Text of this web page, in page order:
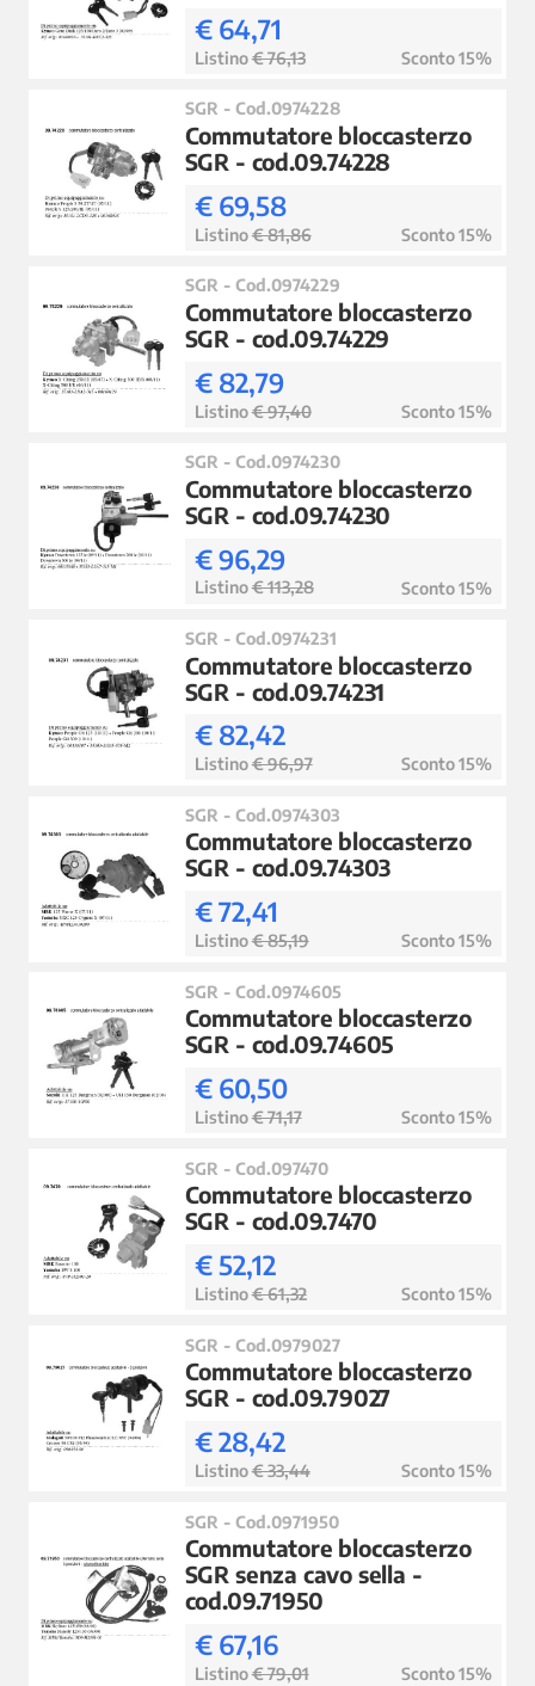
€ 64,71
Listino€ 76,13 Sconto 15%
SGR - Cod.0974228
Commutatore bloccasterzo
SGR - cod.09.74228
€ 69,58
Listino€ 81,86 Sconto 15%
SGR - Cod.0974229
Commutatore bloccasterzo
SGR - cod.09.74229
€ 82,79
Listino€ 97,40 Sconto 15%
SGR - Cod.0974230
Commutatore bloccasterzo
SGR - cod.09.74230
€ 96,29
Listino€ 113,28 Sconto 15%
SGR - Cod.0974231
Commutatore bloccasterzo
SGR - cod.09.74231
€ 82,42
Listino€ 96,97 Sconto 15%
SGR - Cod.0974303
Commutatore bloccasterzo
SGR - cod.09.74303
€ 72,41
Listino€ 85,19 Sconto 15%
SGR - Cod.0974605
Commutatore bloccasterzo
SGR - cod.09.74605
€ 60,50
Listino€ 71,17 Sconto 15%
SGR - Cod.097470
Commutatore bloccasterzo
SGR - cod.09.7470
€ 52,12
Listino€ 61,32 Sconto 15%
SGR - Cod.0979027
Commutatore bloccasterzo
SGR - cod.09.79027
€ 28,42
Listino€ 33,44 Sconto 15%
SGR - Cod.0971950
Commutatore bloccasterzo
SGR senza cavo sella -
cod.09.71950
€ 67,16
Listino€ 79,01 Sconto 15%